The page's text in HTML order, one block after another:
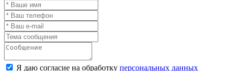
Я даю согласие на обработку персональных данных